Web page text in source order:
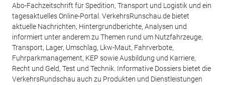
Abo-Fachzeitschrift für Spedition, Transport und Logistik und ein
tagesaktuelles Online-Portal. VerkehrsRunschau.de bietet
aktuelle Nachrichten, Hintergrundberichte, Analysen und
informiert unter anderem zu Themen rund um Nutzfahrzeuge,
Transport, Lager, Umschlag, Lkw-Maut, Fahrverbote,
Fuhrparkmanagement, KEP sowie Ausbildung und Karriere,
Recht und Geld, Test und Technik. Informative Dossiers bietet die
VerkehrsRundschau auch zu Produkten und Dienstleistungen